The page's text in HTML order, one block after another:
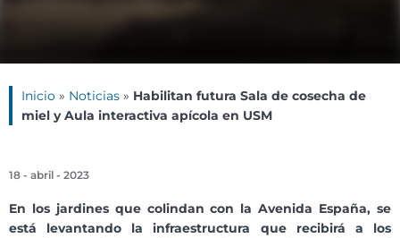
Inicio » Noticias » Habilitan futura Sala de cosecha de
miel y Aula interactiva apícola en USM
18 - abril - 2023
En los jardines que colindan con la Avenida España, se
está levantando la infraestructura que recibirá a los